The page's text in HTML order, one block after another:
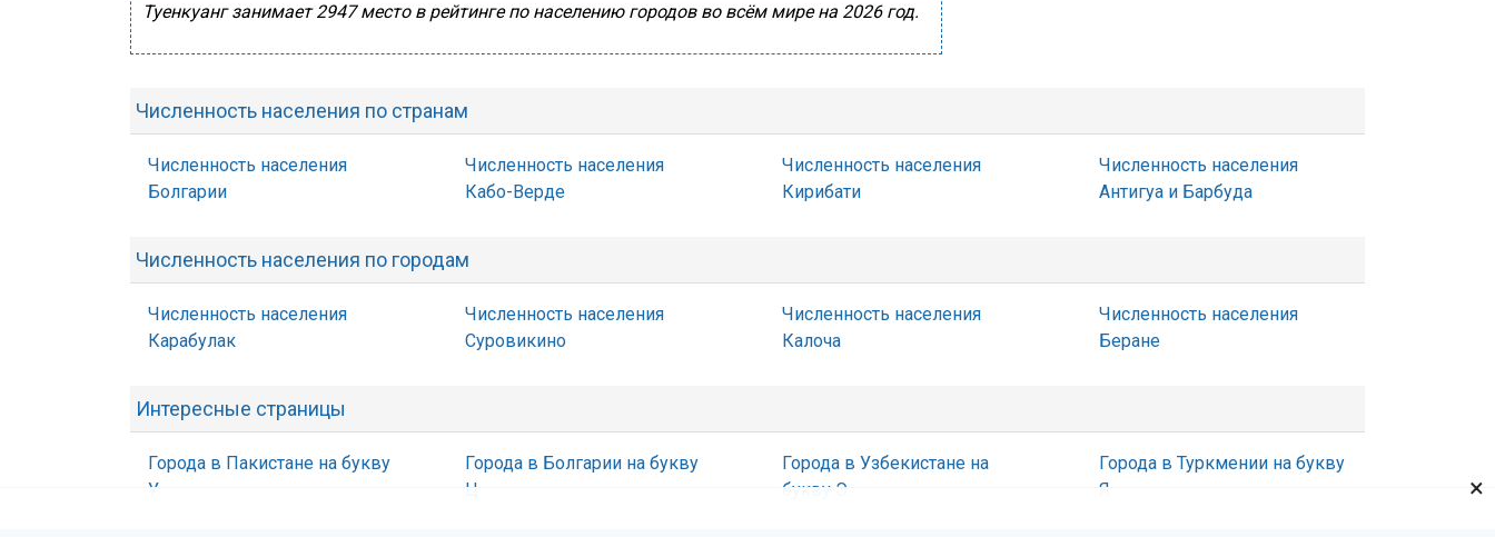
Туенкуанг занимает 2947 место в рейтинге по населению городов во всём мире на 2026 год.
Численность населения по странам
Численность населения
Болгарии
Численность населения
Кабо-Верде
Численность населения
Кирибати
Численность населения
Антигуа и Барбуда
Численность населения по городам
Численность населения
Карабулак
Численность населения
Суровикино
Численность населения
Калоча
Численность населения
Беране
Интересные страницы
Города в Пакистане на букву
У
Города в Болгарии на букву
Ц
Города в Узбекистане на
букву Э
Города в Туркмении на букву
Я
×